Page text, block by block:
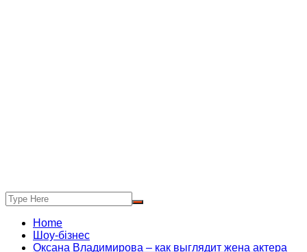
Home
Шоу-бізнес
Оксана Владимирова – как выглядит жена актера